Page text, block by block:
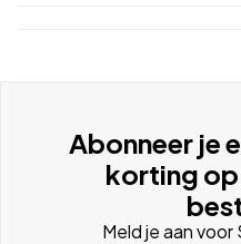
Abonneer je
korting
Meld je aan